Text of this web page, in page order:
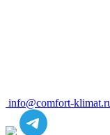
info@comfort-